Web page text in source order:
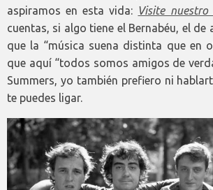
aspiramos en esta vida: Visite nuestro
cuentas, si algo tiene el Bernabéu, el de
que la “música suena distinta que en
que aquí “todos somos amigos de
Summers, yo también prefiero ni
te puedes ligar.